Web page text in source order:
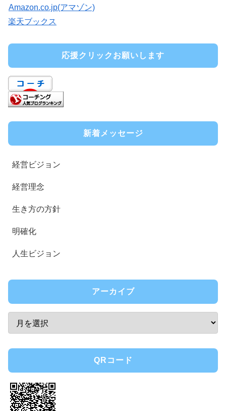
Amazon.co.jp(アマゾン)
楽天ブックス
応援クリックお願いします
新着メッセージ
経営ビジョン
経営理念
生き方の方針
明確化
人生ビジョン
アーカイブ
QRコード